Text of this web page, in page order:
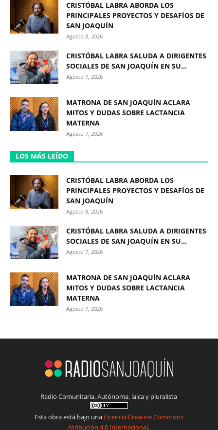
CRISTÓBAL LABRA ABORDA LOS
PRINCIPALES PROYECTOS Y DESAFÍOS DE
SAN JOAQUÍN
Agosto 8, 2026
CRISTÓBAL LABRA SALUDA A DIRIGENTES
SOCIALES DE SAN JOAQUÍN EN SU...
Agosto 7, 2026
MATRONA DE SAN JOAQUÍN ACLARA
MITOS Y DUDAS SOBRE LACTANCIA
MATERNA
Agosto 7, 2026
LOS MÁS LEÍDO
CRISTÓBAL LABRA ABORDA LOS
PRINCIPALES PROYECTOS Y DESAFÍOS DE
SAN JOAQUÍN
Agosto 8, 2026
CRISTÓBAL LABRA SALUDA A DIRIGENTES
SOCIALES DE SAN JOAQUÍN EN SU...
Agosto 7, 2026
MATRONA DE SAN JOAQUÍN ACLARA
MITOS Y DUDAS SOBRE LACTANCIA
MATERNA
Agosto 7, 2026
Radio Comunitaria. Autónoma, laica y pluralista
Esta obra está bajo una Licencia Creative Commons
Atribución 4.0 Internacional.